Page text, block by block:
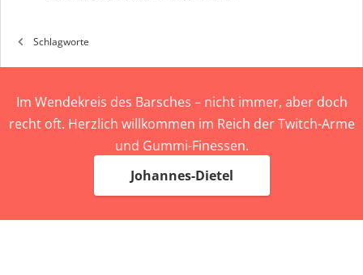
Schlagworte
Im Wendekreis des Barsches – nicht immer, aber doch
recht oft. Herzlich willkommen im Reich der Twitch-Arme
und Gummi-Finessen.
Johannes-Dietel